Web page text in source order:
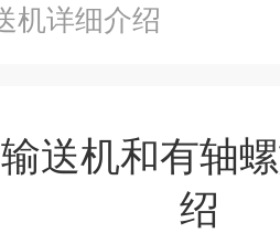
机详细介绍
送机和有轴
绍